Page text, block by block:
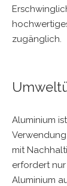
zugänglich.
Aluminium
mit
erfordert
Aluminium